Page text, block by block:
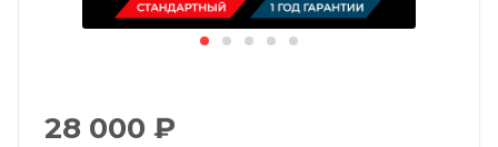
28 000 ₽